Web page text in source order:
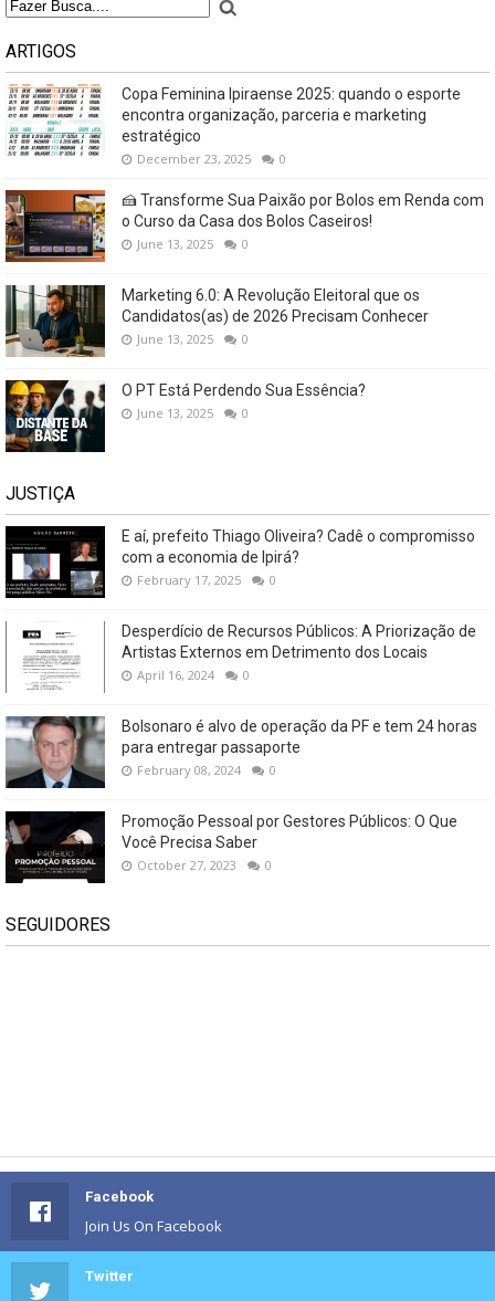
ARTIGOS
Copa Feminina Ipiraense 2025: quando o esporte
encontra organização, parceria e marketing
estratégico
December 23, 2025 0
🍰 Transforme Sua Paixão por Bolos em Renda com
o Curso da Casa dos Bolos Caseiros!
June 13, 2025 0
Marketing 6.0: A Revolução Eleitoral que os
Candidatos(as) de 2026 Precisam Conhecer
June 13, 2025 0
O PT Está Perdendo Sua Essência?
June 13, 2025 0
JUSTIÇA
E aí, prefeito Thiago Oliveira? Cadê o compromisso
com a economia de Ipirá?
February 17, 2025 0
Desperdício de Recursos Públicos: A Priorização de
Artistas Externos em Detrimento dos Locais
April 16, 2024 0
Bolsonaro é alvo de operação da PF e tem 24 horas
para entregar passaporte
February 08, 2024 0
Promoção Pessoal por Gestores Públicos: O Que
Você Precisa Saber
October 27, 2023 0
SEGUIDORES
Facebook
Join Us On Facebook
Twitter